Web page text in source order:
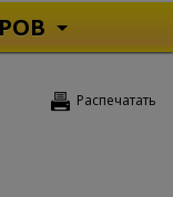
Распечатать